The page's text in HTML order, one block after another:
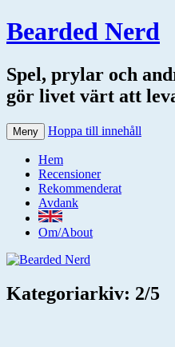
Bearded Nerd
Spel, prylar och
gör livet värt att
Meny Hoppa till innehåll
Hem
Recensioner
Rekommenderat
Avdank
Om/About
Kategoriarkiv: 2/5